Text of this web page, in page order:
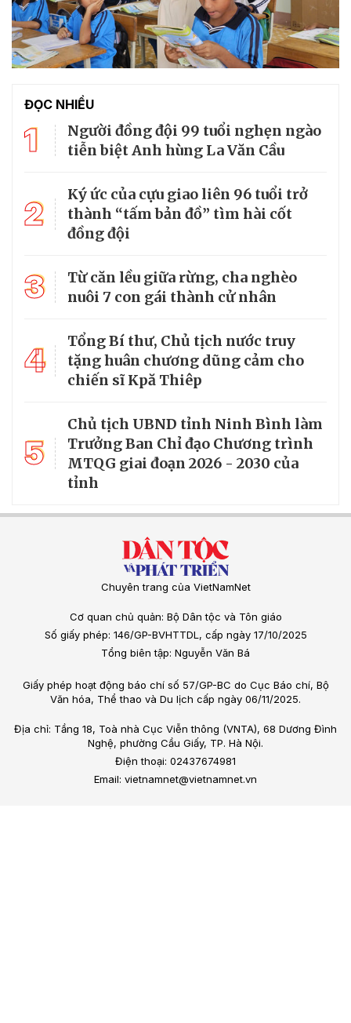
ĐỌC NHIỀU
1
Người đồng đội 99 tuổi nghẹn ngào
tiễn biệt Anh hùng La Văn Cầu
2
Ký ức của cựu giao liên 96 tuổi trở
thành “tấm bản đồ” tìm hài cốt
đồng đội
3
Từ căn lều giữa rừng, cha nghèo
nuôi 7 con gái thành cử nhân
4
Tổng Bí thư, Chủ tịch nước truy
tặng huân chương dũng cảm cho
chiến sĩ Kpă Thiêp
5
Chủ tịch UBND tỉnh Ninh Bình làm
Trưởng Ban Chỉ đạo Chương trình
MTQG giai đoạn 2026 - 2030 của
tỉnh
Chuyên trang của VietNamNet
Cơ quan chủ quản: Bộ Dân tộc và Tôn giáo
Số giấy phép: 146/GP-BVHTTDL, cấp ngày 17/10/2025
Tổng biên tập: Nguyễn Văn Bá
Giấy phép hoạt động báo chí số 57/GP-BC do Cục Báo chí, Bộ
Văn hóa, Thể thao và Du lịch cấp ngày 06/11/2025.
Địa chỉ: Tầng 18, Toà nhà Cục Viễn thông (VNTA), 68 Dương Đình
Nghệ, phường Cầu Giấy, TP. Hà Nội.
Điện thoại: 02437674981
Email: vietnamnet@vietnamnet.vn